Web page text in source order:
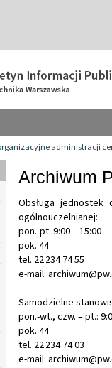
administracji
Archiwum
Obsługa jednostek
ogólnouczelnianej:
pon.-pt. 9:00 – 15:00
pok. 44
tel. 22 234 74 55
e-mail:
Samodzielne
pon.-wt., czw. – pt.:
pok. 44
tel. 22 234 74 03
e-mail: